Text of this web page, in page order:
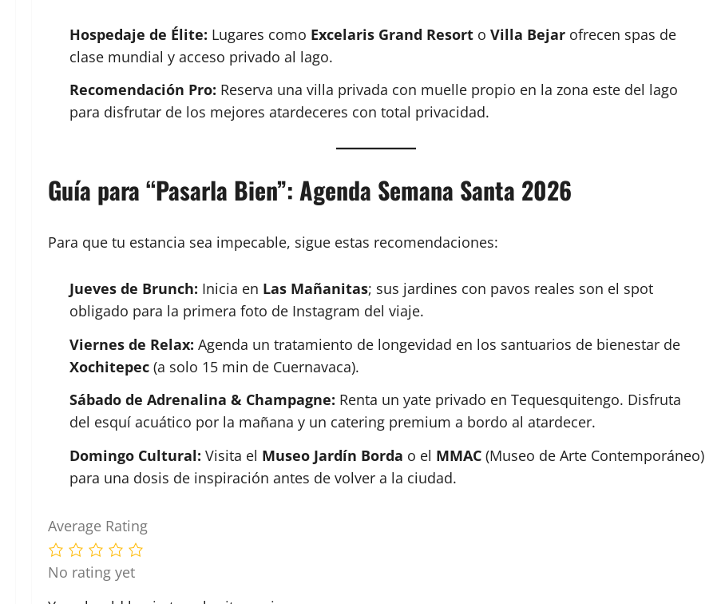
Hospedaje de Élite: Lugares como Excelaris Grand Resort o Villa Bejar ofrecen spas de
clase mundial y acceso privado al lago.
Recomendación Pro: Reserva una villa privada con muelle propio en la zona este del lago
para disfrutar de los mejores atardeceres con total privacidad.
Guía para “Pasarla Bien”: Agenda Semana Santa 2026
Para que tu estancia sea impecable, sigue estas recomendaciones:
Jueves de Brunch: Inicia en Las Mañanitas; sus jardines con pavos reales son el spot
obligado para la primera foto de Instagram del viaje.
Viernes de Relax: Agenda un tratamiento de longevidad en los santuarios de bienestar de
Xochitepec (a solo 15 min de Cuernavaca).
Sábado de Adrenalina & Champagne: Renta un yate privado en Tequesquitengo. Disfruta
del esquí acuático por la mañana y un catering premium a bordo al atardecer.
Domingo Cultural: Visita el Museo Jardín Borda o el MMAC (Museo de Arte Contemporáneo)
para una dosis de inspiración antes de volver a la ciudad.
Average Rating
No rating yet